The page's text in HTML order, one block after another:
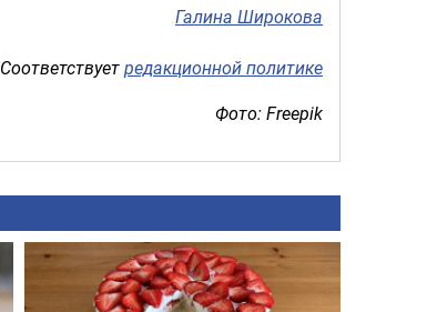
Галина Широкова
Соответствуетредакционной политике
Фото: Freepik